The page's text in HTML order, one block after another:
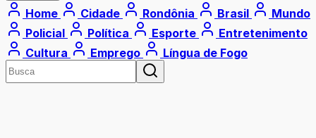
Home Cidade Rondônia Brasil
Mundo
Policial
Política Esporte
Entretenimento
Cultura
Emprego Língua de Fogo